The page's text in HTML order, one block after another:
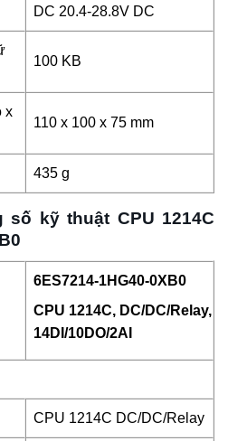
DC 20.4-28.8V DC
100 KB
x
110 x 100 x 75 mm
435 g
kỹ thuật CPU 1214C
6ES7214-1HG40-0XB0
CPU 1214C, DC/DC/Relay,
14DI/10DO/2AI
CPU 1214C DC/DC/Relay